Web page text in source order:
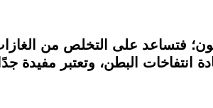
فتساعد على التخلص من
البطن، وتعتبر مفيدة